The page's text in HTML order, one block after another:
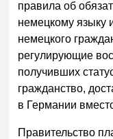
правила об
немецкому языку
немецкого
регулирующие
получивших
гражданство,
в Германии
Правительство